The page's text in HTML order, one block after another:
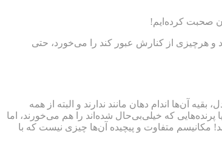
صحبت کرده‌ایم!
و هرچیزی از کنارش عبور کند را می‌خورد، حتی
آن‌ها اندام دهان مانند ندارند و البته از همه
پرنده‌هایی که خیلی‌بی‌حال شده‌اند را هم می‌خورند، اما
مکانیسم متفاوت و پیچیده آن‌ها چیزی نیست که با